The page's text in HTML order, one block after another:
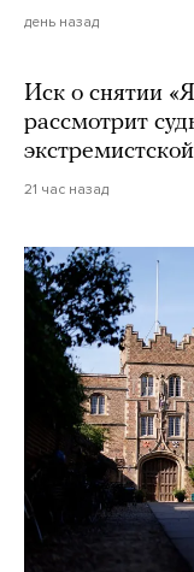
день назад
Иск о снятии
рассмотрит
21 час назад